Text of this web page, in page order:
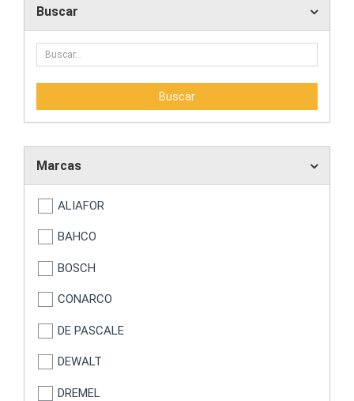
Buscar
Marcas
ALIAFOR
BAHCO
BOSCH
CONARCO
DE PASCALE
DEWALT
DREMEL